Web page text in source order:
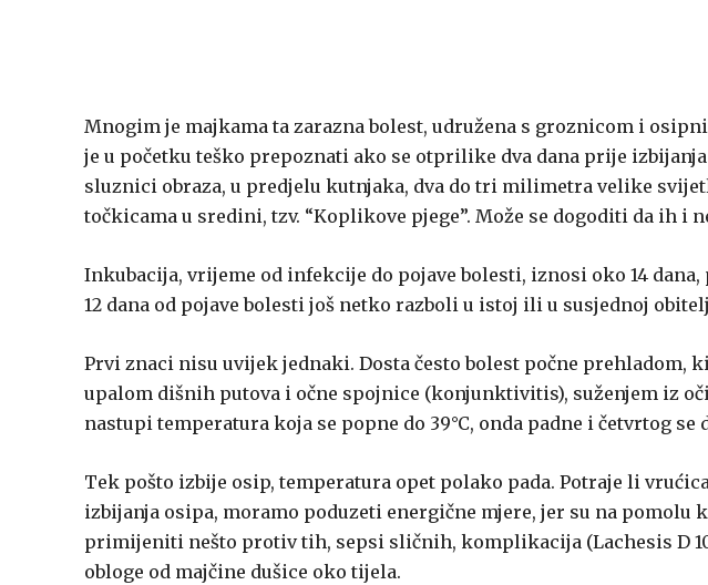
Mnogim je majkama ta zarazna bolest, udružena s groznicom i
je u početku teško prepoznati ako se otprilike dva dana prije
sluznici obraza, u predjelu kutnjaka, dva do tri milimetra velike
točkicama u sredini, tzv. “Koplikove pjege”. Može se dogoditi da ih i
Inkubacija, vrijeme od infekcije do pojave bolesti, iznosi oko 14
12 dana od pojave bolesti još netko razboli u istoj ili u susjednoj
Prvi znaci nisu uvijek jednaki. Dosta često bolest počne prehladom,
upalom dišnih putova i očne spojnice (konjunktivitis), suženjem iz
nastupi temperatura koja se popne do 39°C, onda padne i četvrtog se
Tek pošto izbije osip, temperatura opet polako pada. Potraje li
izbijanja osipa, moramo poduzeti energične mjere, jer su na pomolu
primijeniti nešto protiv tih, sepsi sličnih, komplikacija (Lachesis D
obloge od majčine dušice oko tijela.